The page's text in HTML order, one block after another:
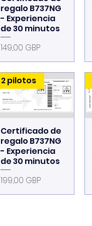
regalo B737NG
- Experiencia
de 30 minutos
Precio
149,00 GBP
Vista rápida
2 pilotos
Certificado de
regalo B737NG
- Experiencia
de 30 minutos
Precio
199,00 GBP